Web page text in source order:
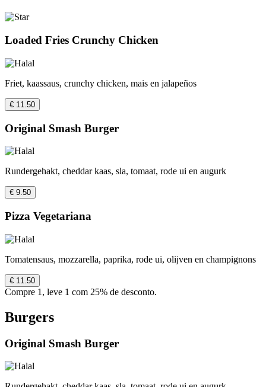
Loaded Fries Crunchy Chicken
Friet, kaassaus, crunchy chicken, mais en jalapeños
€ 11.50
Original Smash Burger
Rundergehakt, cheddar kaas, sla, tomaat, rode ui en augurk
€ 9.50
Pizza Vegetariana
Tomatensaus, mozzarella, paprika, rode ui, olijven en champignons
€ 11.50
Compre 1, leve 1 com 25% de desconto.
Burgers
Original Smash Burger